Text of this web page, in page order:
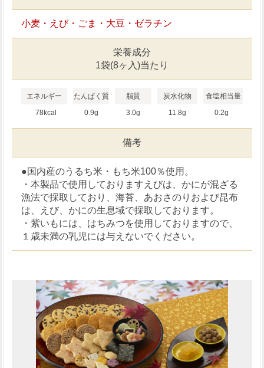
小麦・えび・ごま・大豆・ゼラチン
栄養成分
1袋(8ヶ入)当たり
エネルギー たんぱく質 脂質 炭水化物
食塩相当量
78kcal
0.9g 3.0g 11.8g 0.2g
備考
●国内産のうるち米・もち米100％使用。
・本製品で使用しておりますえびは、かにが混ざる
漁法で採取しており、海苔、あおさのりおよび昆布
は、えび、かにの生息域で採取しております。
・紫いもには、はちみつを使用しておりますので、
１歳未満の乳児には与えないでください。